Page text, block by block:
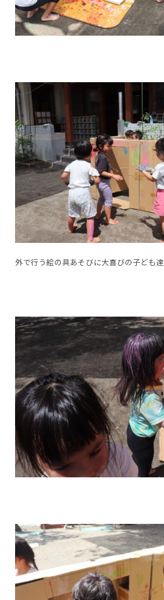
外で行う絵の具あそびに大喜びの子ども達